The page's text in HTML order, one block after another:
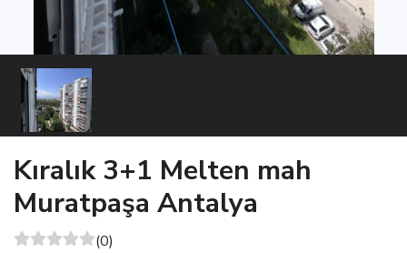
Kıralık 3+1 Melten mah
Muratpaşa Antalya
(0)